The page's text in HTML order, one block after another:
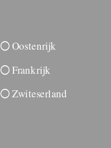
 Oostenrijk
 Frankrijk
 Zwiteserland